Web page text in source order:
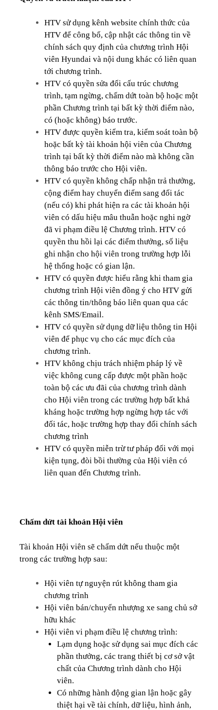
HTV sử dụng kênh website chính thức của
HTV để công bố, cập nhật các thông tin về
chính sách quy định của chương trình Hội
viên Hyundai và nội dung khác có liên quan
tới chương trình.
HTV có quyền sửa đổi cấu trúc chương
trình, tạm ngừng, chấm dứt toàn bộ hoặc một
phần Chương trình tại bất kỳ thời điểm nào,
có (hoặc không) báo trước.
HTV được quyền kiểm tra, kiểm soát toàn bộ
hoặc bất kỳ tài khoản hội viên của Chương
trình tại bất kỳ thời điểm nào mà không cần
thông báo trước cho Hội viên.
HTV có quyền không chấp nhận trả thưởng,
cộng điểm hay chuyển điểm sang đối tác
(nếu có) khi phát hiện ra các tài khoản hội
viên có dấu hiệu mâu thuẫn hoặc nghi ngờ
đã vi phạm điều lệ Chương trình. HTV có
quyền thu hồi lại các điểm thưởng, số liệu
ghi nhận cho hội viên trong trường hợp lỗi
hệ thống hoặc có gian lận.
HTV có quyền được hiểu rằng khi tham gia
chương trình Hội viên đồng ý cho HTV gửi
các thông tin/thông báo liên quan qua các
kênh SMS/Email.
HTV có quyền sử dụng dữ liệu thông tin Hội
viên để phục vụ cho các mục đích của
chương trình.
HTV không chịu trách nhiệm pháp lý về
việc không cung cấp được một phần hoặc
toàn bộ các ưu đãi của chương trình dành
cho Hội viên trong các trường hợp bất khả
kháng hoặc trường hợp ngừng hợp tác với
đối tác, hoặc trường hợp thay đổi chính sách
chương trình
HTV có quyền miễn trừ tư pháp đối với mọi
kiện tụng, đòi bồi thường của Hội viên có
liên quan đến Chương trình.
Chấm dứt tài khoản Hội viên
Tài khoản Hội viên sẽ chấm dứt nếu thuộc một
trong các trường hợp sau:
Hội viên tự nguyện rút không tham gia
chương trình
Hội viên bán/chuyển nhượng xe sang chủ sở
hữu khác
Hội viên vi phạm điều lệ chương trình:
Lạm dụng hoặc sử dụng sai mục đích các
phần thưởng, các trang thiết bị cơ sở vật
chất của Chương trình dành cho Hội
viên.
Có những hành động gian lận hoặc gây
thiệt hại về tài chính, dữ liệu, hình ảnh,